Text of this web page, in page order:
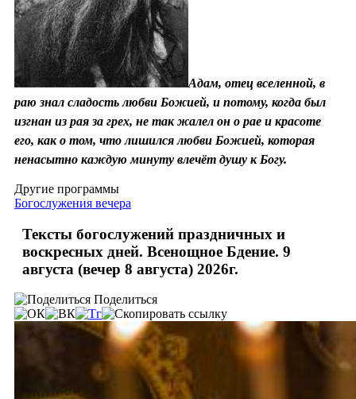
Адам, отец вселенной, в
раю знал сладость любви Божией, и потому, когда был
изгнан из рая за грех, не так жалел он о рае и красоте
его, как о том, что лишился любви Божией, которая
ненасытно каждую минуту влечёт душу к Богу.
Другие программы
Богослужения вечера
Тексты богослужений праздничных и
воскресных дней. Всенощное Бдение. 9
августа (вечер 8 августа) 2026г.
Поделиться